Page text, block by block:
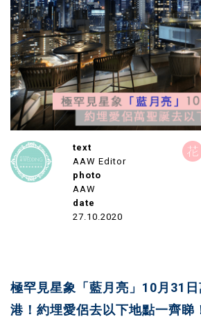
text
AAW Editor
photo
AAW
date
27.10.2020
極罕見星象「藍月亮」10月31
港！ 約埋愛侶去以下地點一齊睇